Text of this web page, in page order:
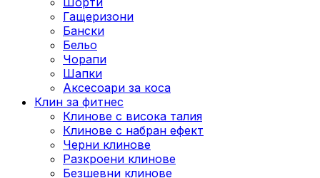
Гащеризони
Бански
Бельо
Чорапи
Шапки
Аксесоари за коса
Клин за фитнес
Клинове с висока талия
Клинове с набран ефект
Черни клинове
Разкроени клинове
Безшевни клинове